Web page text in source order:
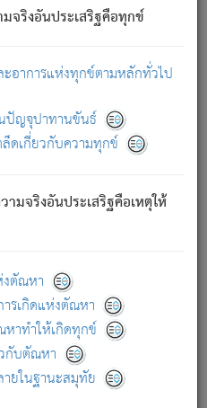
จริงอันประเสริฐคือทุกข์
อาการแห่งทุกข์ตามหลักทั่วไป
ปัญจุปาทานขันธ์
ดเกี่ยวกับความทุกข์
มจริงอันประเสริฐคือเหตุให้
ตัณหา
รเกิดแห่งตัณหา
าทำให้เกิดทุกข์
กับตัณหา
ยในฐานะสมุทัย
าวว่า สมณะหรือพราหมณ์ทั้ง
ปธิทั้งปวง.
ทั้งปวง ความเกิดขึ้นแห่ง
สัตว์ทั้งหลายอันอวิชาหนา
ดีในภพอันเป็นแล้วนั้น ย่อม
เพื่อความมีแห่งประโยชน์โดย
มดนั้น ไม่เที่ยง เป็นทุกข์ มี
และไม่เพลิดเพลินวิภวตัณหา
ม่เหลือ (แห่งภพทั้งหลาย)
ระการทั้งปวง นั้นคือ
บเย็นสนิทแล้ว เพราะไม่มี